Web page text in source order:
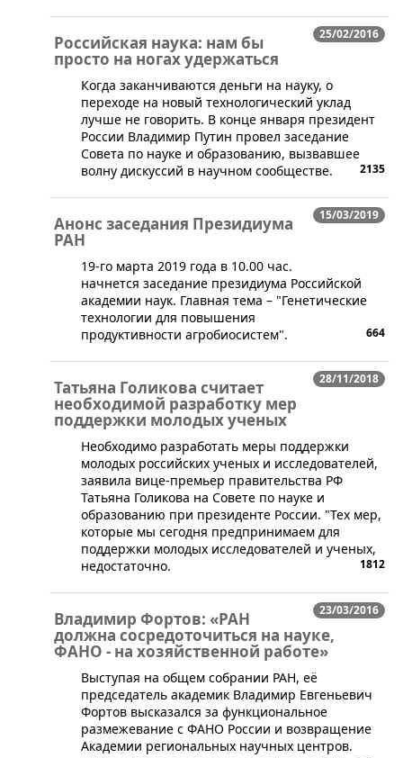
25/02/2016
Российская наука: нам бы
просто на ногах удержаться
​Когда заканчиваются деньги на науку, о
переходе на новый технологический уклад
лучше не говорить. В конце января президент
России Владимир Путин провел заседание
Совета по науке и образованию, вызвавшее
волну дискуссий в научном сообществе.
2135
15/03/2019
Анонс заседания Президиума
РАН
19-го марта 2019 года в 10.00 час.
начнется заседание президиума Российской
академии наук. Главная тема – "Генетические
технологии для повышения
продуктивности агробиосистем".
664
28/11/2018
Татьяна Голикова считает
необходимой разработку мер
поддержки молодых ученых
​Необходимо разработать меры поддержки
молодых российских ученых и исследователей,
заявила вице-премьер правительства РФ
Татьяна Голикова на Совете по науке и
образованию при президенте России. "Тех мер,
которые мы сегодня предпринимаем для
поддержки молодых исследователей и ученых,
недостаточно.
1812
23/03/2016
Владимир Фортов: «РАН
должна сосредоточиться на науке,
ФАНО - на хозяйственной работе»
​Выступая на общем собрании РАН, её
председатель академик Владимир Евгеньевич
Фортов высказался за функциональное
размежевание с ФАНО России и возвращение
Академии региональных научных центров.